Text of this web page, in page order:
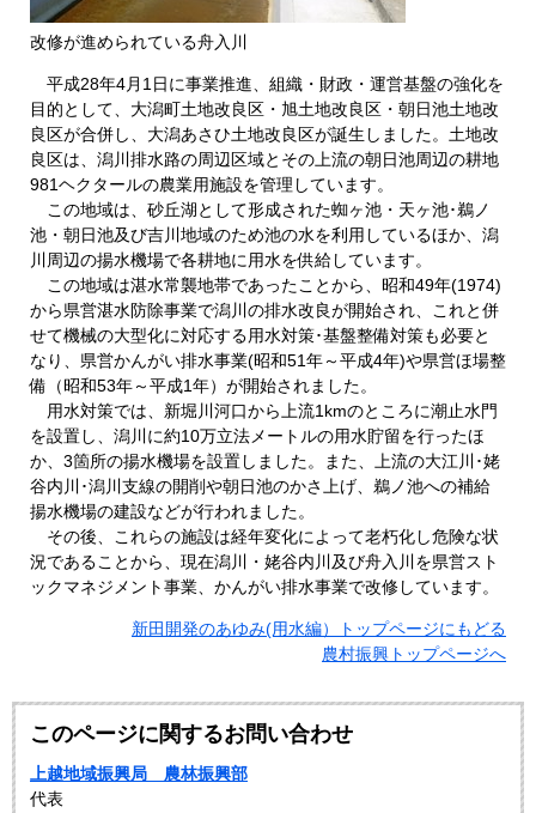
改修が進められている舟入川
平成28年4月1日に事業推進、組織・財政・運営基盤の強化を
目的として、大潟町土地改良区・旭土地改良区・朝日池土地改
良区が合併し、大潟あさひ土地改良区が誕生しました。土地改
良区は、潟川排水路の周辺区域とその上流の朝日池周辺の耕地
981ヘクタールの農業用施設を管理しています。
この地域は、砂丘湖として形成された蜘ヶ池・天ヶ池･鵜ノ
池・朝日池及び吉川地域のため池の水を利用しているほか、潟
川周辺の揚水機場で各耕地に用水を供給しています。
この地域は湛水常襲地帯であったことから、昭和49年(1974)
から県営湛水防除事業で潟川の排水改良が開始され、これと併
せて機械の大型化に対応する用水対策･基盤整備対策も必要と
なり、県営かんがい排水事業(昭和51年～平成4年)や県営ほ場整
備（昭和53年～平成1年）が開始されました。
用水対策では、新堀川河口から上流1kmのところに潮止水門
を設置し、潟川に約10万立法メートルの用水貯留を行ったほ
か、3箇所の揚水機場を設置しました。また、上流の大江川･姥
谷内川･潟川支線の開削や朝日池のかさ上げ、鵜ノ池への補給
揚水機場の建設などが行われました。
その後、これらの施設は経年変化によって老朽化し危険な状
況であることから、現在潟川・姥谷内川及び舟入川を県営スト
ックマネジメント事業、かんがい排水事業で改修しています。
新田開発のあゆみ(用水編）トップページにもどる
農村振興トップページへ
このページに関するお問い合わせ
上越地域振興局 農林振興部
代表